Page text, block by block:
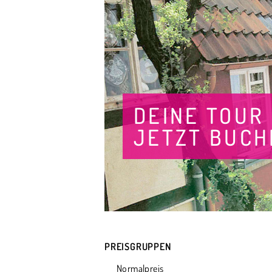
DEINE TOUR
JETZT
PREISGRUPPEN
Normalpreis